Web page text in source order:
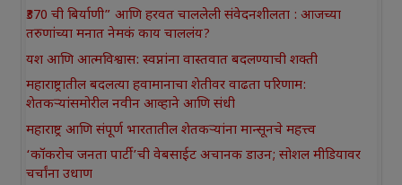
₹370 ची बिर्याणी” आणि हरवत चाललेली संवेदनशीलता : आजच्या
तरुणांच्या मनात नेमकं काय चाललंय?
यश आणि आत्मविश्वास: स्वप्नांना वास्तवात बदलण्याची शक्ती
महाराष्ट्रातील बदलत्या हवामानाचा शेतीवर वाढता परिणाम:
शेतकऱ्यांसमोरील नवीन आव्हाने आणि संधी
महाराष्ट्र आणि संपूर्ण भारतातील शेतकऱ्यांना मान्सूनचे महत्त्व
‘कॉकरोच जनता पार्टी’ची वेबसाईट अचानक डाउन; सोशल मीडियावर
चर्चांना उधाण